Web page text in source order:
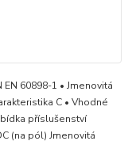
60898-1 • Jmenovitá
C • Vhodné
příslušenství
(na pól) Jmenovitá